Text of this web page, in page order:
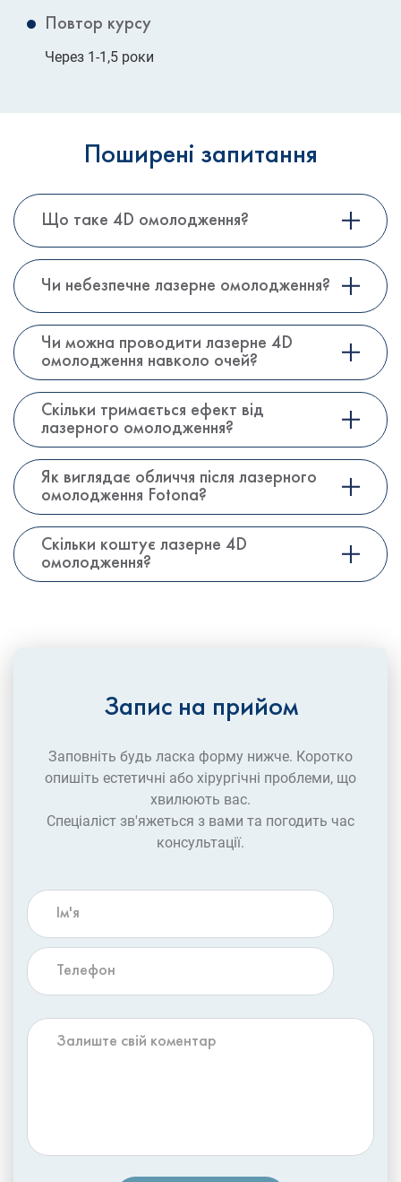
Повтор курсу
Через 1-1,5 роки
Поширені запитання
Що таке 4D омолодження?
Чи небезпечне лазерне омолодження?
Чи можна проводити лазерне 4D
омолодження навколо очей?
Скільки тримається ефект від
лазерного омолодження?
Як виглядає обличчя після лазерного
омолодження Fotona?
Скільки коштує лазерне 4D
омолодження?
Запис на прийом
Заповніть будь ласка форму нижче. Коротко
опишіть естетичні або хірургічні проблеми, що
хвилюють вас.
Спеціаліст зв'яжеться з вами та погодить час
консультації.